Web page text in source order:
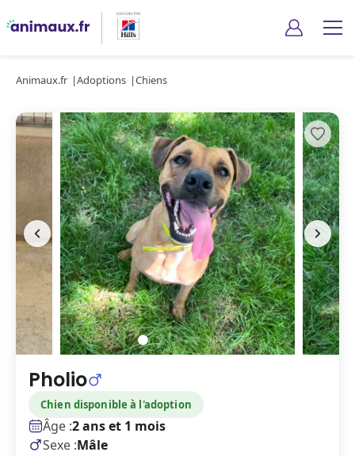
Animaux.fr Adoptions Chiens
Pholio
Chien disponible à l'adoption
Âge :2 ans et 1 mois
Sexe :Mâle